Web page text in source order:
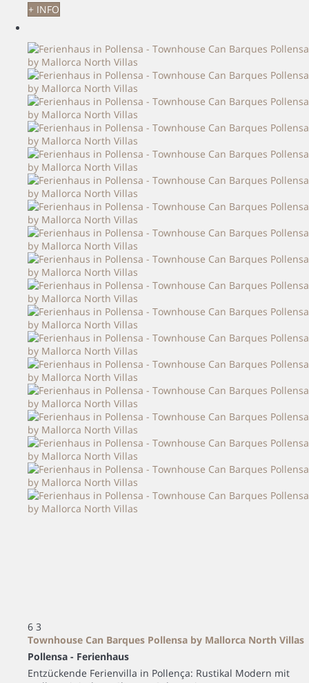
+ INFO
6 3
Townhouse Can Barques Pollensa by Mallorca North Villas
Pollensa - Ferienhaus
Entzückende Ferienvilla in Pollença: Rustikal Modern mit